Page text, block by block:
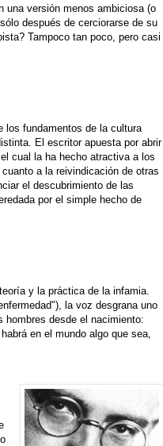
una versión menos ambiciosa (o
después de cerciorarse de su
Tampoco tan poco, pero casi
los fundamentos de la cultura
El escritor apuesta por abrir
cual la ha hecho atractiva a los
a la reivindicación de otras
el descubrimiento de las
por el simple hecho de
y la práctica de la infamia.
la voz desgrana uno
desde el nacimiento:
en el mundo algo que sea,